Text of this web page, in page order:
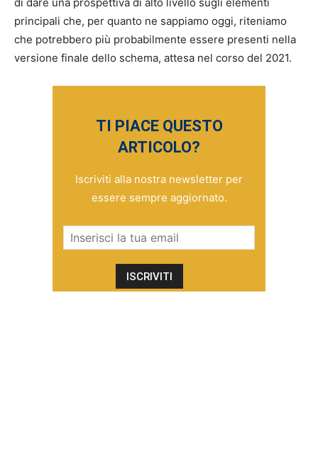
principali che, per quanto ne sappiamo oggi, riteniamo
che potrebbero più probabilmente essere presenti nella
versione finale dello schema, attesa nel corso del 2021.
TI PIACE QUESTO
ARTICOLO?
Iscriviti alla nostra newsletter per
essere sempre aggiornato.